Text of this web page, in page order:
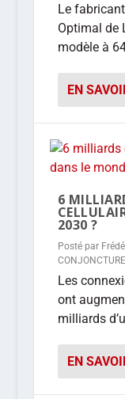
Le
Optimal de
modèle à
EN
6
2030 ?
Posté par
CONJONCTURE
Les
ont
milliards
EN